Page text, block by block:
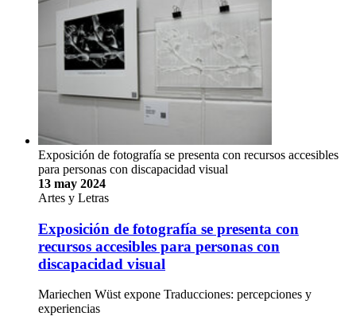
Exposición de fotografía se presenta con recursos accesibles
para personas con discapacidad visual
13 may 2024
Artes y Letras
Exposición de fotografía se presenta con
recursos accesibles para personas con
discapacidad visual
Mariechen Wüst expone Traducciones: percepciones y
experiencias